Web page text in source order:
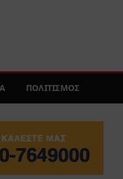
ΠΟΛΙΤΙΣΜΟΣ